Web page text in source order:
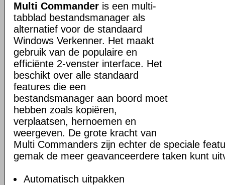
Multi Commander is een multi-
tabblad bestandsmanager als
alternatief voor de standaard
Windows Verkenner. Het maakt
gebruik van de populaire en
efficiënte 2-venster interface. Het
beschikt over alle standaard
features die een
bestandsmanager aan boord moet
hebben zoals kopiëren,
verplaatsen, hernoemen en
weergeven. De grote kracht van
Multi Commanders zijn echter de speciale
gemak de meer geavanceerdere taken kunt
Automatisch uitpakken